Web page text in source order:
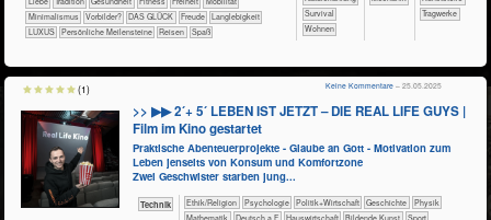
​​Minimalismus
​​Vorbilder? DAS GLÜCK Freude
Langlebigkeit
LUXUS
Persönliche Meilensteine Reisen Spaß
​​​​​​​​​​​​Survival
​​​​Wohnen
​​​​​Tragwerke
>> ▶▶ 2´+ 5´ LEBEN IST JETZT – DIE REAL LIFE GUYS |
Film im Kino gestartet
Praktische Abenteuerprojekte - Glaube an Gott - Motivation zum
Leben jenseits von Konsum und Komfortzone
Zwei Geschwister starben jung...
​Technik ​​​​​​​​​​Ethik/​Religion ​​​​​​​​​​Psychologie ​​​​​​​​​Politik+​Wirtschaft ​​​​​​​​Geschichte
​​​​​​​Physik
​​​​​​Mathematik
​​​Deutsch a.F. ​Haus­wirtschaft Bildende Kunst
Sport
Keine Kommentare – 25.05.2025
(1)